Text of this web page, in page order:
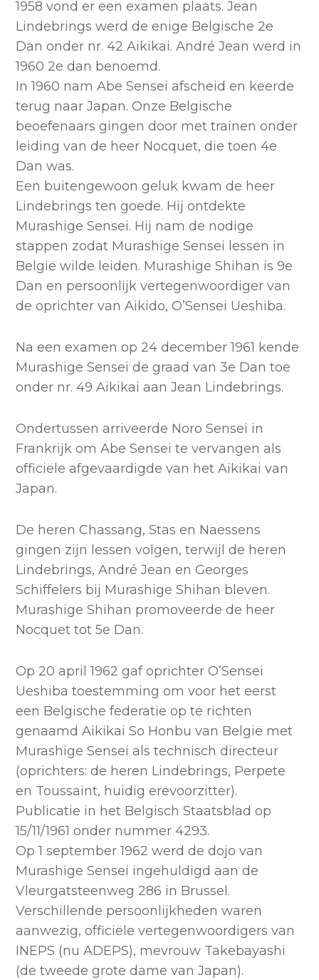
1958 vond er een examen plaats. Jean
Lindebrings werd de enige Belgische 2e
Dan onder nr. 42 Aikikai. André Jean werd in
1960 2e dan benoemd.
In 1960 nam Abe Sensei afscheid en keerde
terug naar Japan. Onze Belgische
beoefenaars gingen door met trainen onder
leiding van de heer Nocquet, die toen 4e
Dan was.
Een buitengewoon geluk kwam de heer
Lindebrings ten goede. Hij ontdekte
Murashige Sensei. Hij nam de nodige
stappen zodat Murashige Sensei lessen in
België wilde leiden. Murashige Shihan is 9e
Dan en persoonlijk vertegenwoordiger van
de oprichter van Aikido, O’Sensei Ueshiba.
Na een examen op 24 december 1961 kende
Murashige Sensei de graad van 3e Dan toe
onder nr. 49 Aikikai aan Jean Lindebrings.
Ondertussen arriveerde Noro Sensei in
Frankrijk om Abe Sensei te vervangen als
officiële afgevaardigde van het Aikikai van
Japan.
De heren Chassang, Stas en Naessens
gingen zijn lessen volgen, terwijl de heren
Lindebrings, André Jean en Georges
Schiffelers bij Murashige Shihan bleven.
Murashige Shihan promoveerde de heer
Nocquet tot 5e Dan.
Op 20 april 1962 gaf oprichter O’Sensei
Ueshiba toestemming om voor het eerst
een Belgische federatie op te richten
genaamd Aikikai So Honbu van België met
Murashige Sensei als technisch directeur
(oprichters: de heren Lindebrings, Perpete
en Toussaint, huidig erevoorzitter).
Publicatie in het Belgisch Staatsblad op
15/11/1961 onder nummer 4293.
Op 1 september 1962 werd de dojo van
Murashige Sensei ingehuldigd aan de
Vleurgatsteenweg 286 in Brussel.
Verschillende persoonlijkheden waren
aanwezig, officiële vertegenwoordigers van
INEPS (nu ADEPS), mevrouw Takebayashi
(de tweede grote dame van Japan).